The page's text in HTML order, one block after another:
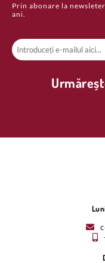
Prin abonare la
ani.